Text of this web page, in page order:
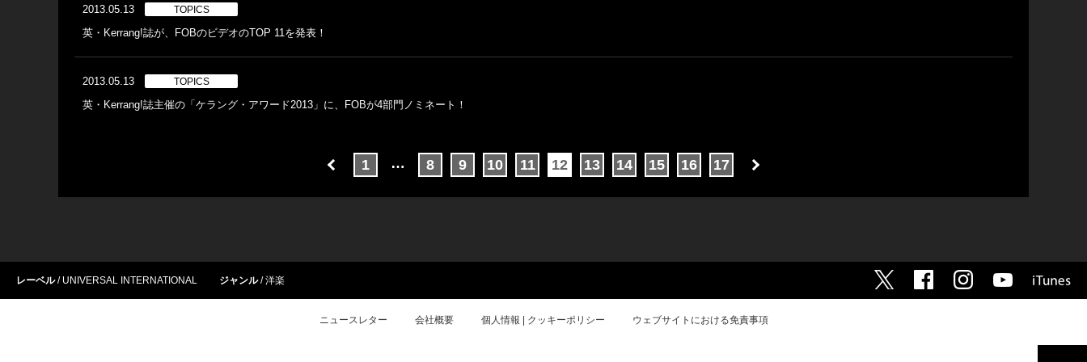
2013.05.13 TOPICS
英・Kerrang!誌が、FOBのビデオのTOP 11を発表！
2013.05.13 TOPICS
英・Kerrang!誌主催の「ケラング・アワード2013」に、FOBが4部門ノミネート！
1 … 8 9 10 11 12 13 14 15 16 17
レーベル UNIVERSAL INTERNATIONAL ジャンル 洋楽
ニュースレター 会社概要 個人情報 | クッキーポリシー ウェブサイトにおける免責事項